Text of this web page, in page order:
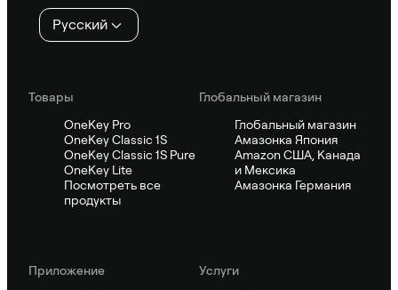
Русский
Товары
OneKey Pro
OneKey Classic 1S
OneKey Classic 1S Pure
OneKey Lite
Посмотреть все
продукты
Глобальный магазин
Глобальный магазин
Амазонка Япония
Amazon США, Канада
и Мексика
Амазонка Германия
Приложение
Услуги